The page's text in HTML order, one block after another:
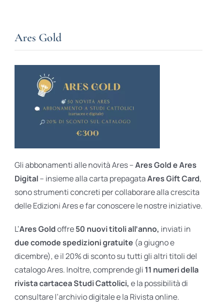
Ares Gold
Gli abbonamenti alle novità Ares –Ares Gold e Ares
Digital– insieme alla carta prepagataAres Gift Card,
sono strumenti concreti per collaborare alla crescita
delle Edizioni Ares e far conoscere le nostre iniziative.
L’Ares Goldoffre50 nuovi titoli all’anno, inviati in
due comode spedizioni gratuite (a giugno e
dicembre), e il 20% di sconto su tutti gli altri titoli del
catalogo Ares. Inoltre, comprende gli 11 numeri della
rivista cartacea Studi Cattolici, e la possibilità di
consultare l’archivio digitale e la Rivista online.